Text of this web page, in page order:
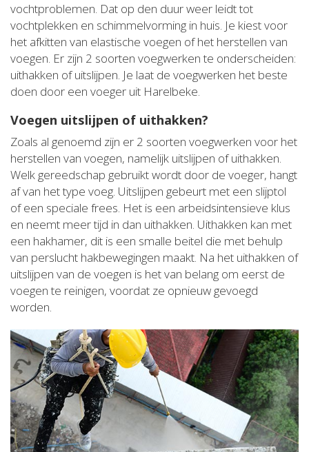
vochtproblemen. Dat op den duur weer leidt tot
vochtplekken en schimmelvorming in huis. Je kiest voor
het afkitten van elastische voegen of het herstellen van
voegen. Er zijn 2 soorten voegwerken te onderscheiden:
uithakken of uitslijpen. Je laat de voegwerken het beste
doen door een voeger uit Harelbeke.
Voegen uitslijpen of uithakken?
Zoals al genoemd zijn er 2 soorten voegwerken voor het
herstellen van voegen, namelijk uitslijpen of uithakken.
Welk gereedschap gebruikt wordt door de voeger, hangt
af van het type voeg. Uitslijpen gebeurt met een slijptol
of een speciale frees. Het is een arbeidsintensieve klus
en neemt meer tijd in dan uithakken. Uithakken kan met
een hakhamer, dit is een smalle beitel die met behulp
van perslucht hakbewegingen maakt. Na het uithakken of
uitslijpen van de voegen is het van belang om eerst de
voegen te reinigen, voordat ze opnieuw gevoegd
worden.